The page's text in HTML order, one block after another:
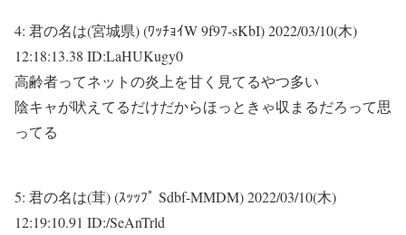
4: 君の名は(宮城県) (ﾜｯﾁｮｲW 9f97-sKbI)2022/03/10(木)
12:18:13.38 ID:LaHUKugy0
高齢者ってネットの炎上を甘く見てるやつ多い
陰キャが吠えてるだけだからほっときゃ収まるだろって思
ってる
5: 君の名は(茸) (ｽｯｯﾌﾟ Sdbf-MMDM)2022/03/10(木)
12:19:10.91 ID:/SeAnTrld